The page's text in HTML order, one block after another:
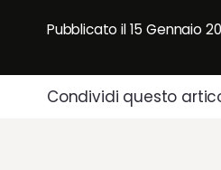
Pubblicato il15 Gennaio
Condividi questo